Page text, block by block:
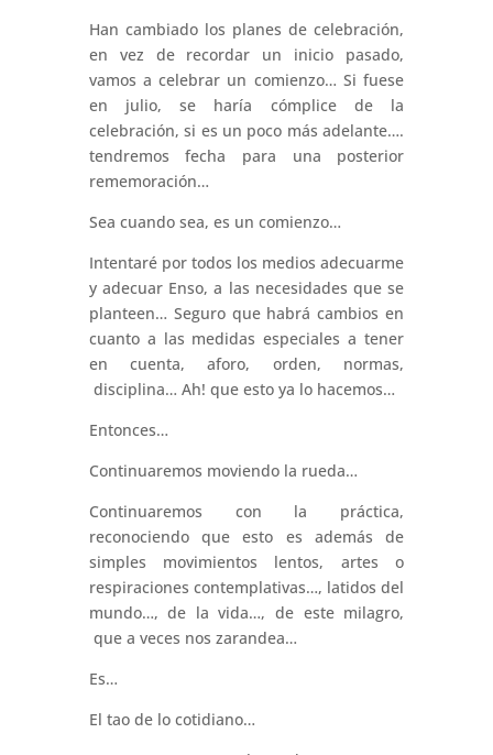
Han cambiado los planes de celebración,
en vez de recordar un inicio pasado,
vamos a celebrar un comienzo… Si fuese
en julio, se haría cómplice de la
celebración, si es un poco más adelante….
tendremos fecha para una posterior
rememoración…
Sea cuando sea, es un comienzo…
Intentaré por todos los medios adecuarme
y adecuar Enso, a las necesidades que se
planteen… Seguro que habrá cambios en
cuanto a las medidas especiales a tener
en cuenta, aforo, orden, normas,
disciplina… Ah! que esto ya lo hacemos…
Entonces…
Continuaremos moviendo la rueda…
Continuaremos con la práctica,
reconociendo que esto es además de
simples movimientos lentos, artes o
respiraciones contemplativas…, latidos del
mundo…, de la vida…, de este milagro,
que a veces nos zarandea…
Es…
El tao de lo cotidiano…